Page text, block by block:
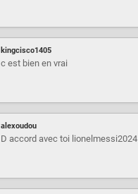
kingcisco1405
c est bien en vrai
alexoudou
D accord avec toi lionelmessi2024